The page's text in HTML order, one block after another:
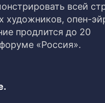
всей
художников, опен-
продлится до 20
«Россия».